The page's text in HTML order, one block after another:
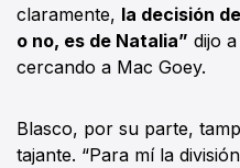
claramente, la decisión
o no, es de Natalia” dijo
cercando a Mac Goey.
Blasco, por su parte,
tajante. “Para mí la